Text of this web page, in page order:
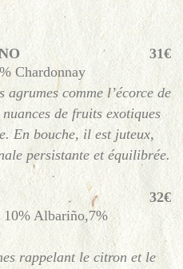
31€
Chardonnay
comme l’écorce de
de fruits exotiques
En bouche, il est juteux,
persistante et équilibrée.
32€
10% Albariño,7%
rappelant le citron et le